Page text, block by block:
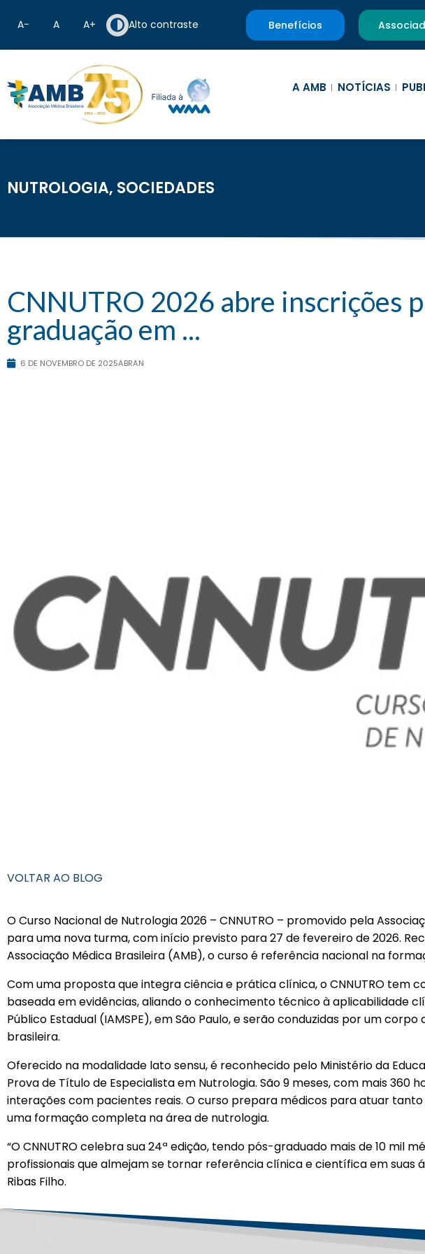
A− A A+ Alto contraste Benefícios
A AMB NOTÍCIAS
NUTROLOGIA, SOCIEDADES
CNNUTRO 2026 abre inscrições
graduação em ...
6 DE NOVEMBRO DE 2025ABRAN
VOLTAR AO BLOG
O Curso Nacional de Nutrologia 2026 – CNNUTRO – promovido pela
para uma nova turma, com início previsto para 27 de fevereiro de 2026.
Associação Médica Brasileira (AMB), o curso é referência nacional na
Com uma proposta que integra ciência e prática clínica, o CNNUTRO
baseada em evidências, aliando o conhecimento técnico à aplicabilidade
Público Estadual (IAMSPE), em São Paulo, e serão conduzidas por um
brasileira.
Oferecido na modalidade lato sensu, é reconhecido pelo Ministério da
Prova de Título de Especialista em Nutrologia. São 9 meses, com mais
interações com pacientes reais. O curso prepara médicos para atuar
uma formação completa na área de nutrologia.
“O CNNUTRO celebra sua 24ª edição, tendo pós-graduado mais de 10 mil
profissionais que almejam se tornar referência clínica e científica em suas
Ribas Filho.